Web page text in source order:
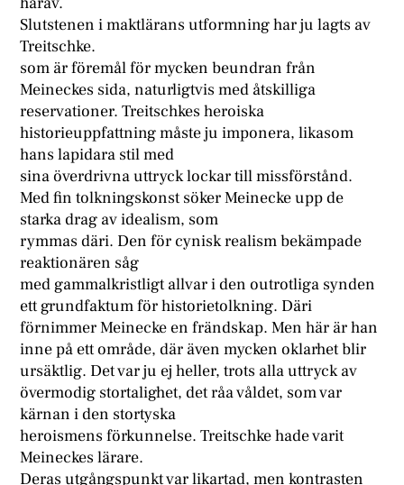
Slutstenen i maktlärans utformning har ju lagts av
Treitschke.
som är föremål för mycken beundran från
Meineckes sida, naturligtvis med åtskilliga
reservationer. Treitschkes heroiska
historieuppfattning måste ju imponera, likasom
hans lapidara stil med
sina överdrivna uttryck lockar till missförstånd.
Med fin tolkningskonst söker Meinecke upp de
starka drag av idealism, som
rymmas däri. Den för cynisk realism bekämpade
reaktionären såg
med gammalkristligt allvar i den outrotliga synden
ett grundfaktum för historietolkning. Däri
förnimmer Meinecke en frändskap. Men här är han
inne på ett område, där även mycken oklarhet blir
ursäktlig. Det var ju ej heller, trots alla uttryck av
övermodig stortalighet, det råa våldet, som var
kärnan i den stortyska
heroismens förkunnelse. Treitschke hade varit
Meineckes lärare.
Deras utgångspunkt var likartad, men kontrasten